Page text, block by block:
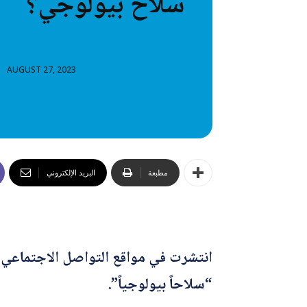
AUGUST 27, 2023
البريد الإلكتروني مطبعة
انتشرت في مواقع التواصل
“سلاحاً بيولوجياً”.